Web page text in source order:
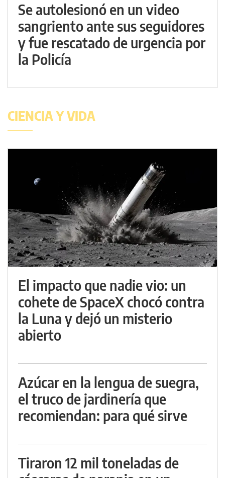
Se autolesionó en un video
sangriento ante sus seguidores
y fue rescatado de urgencia por
la Policía
CIENCIA Y VIDA
El impacto que nadie vio: un
cohete de SpaceX chocó contra
la Luna y dejó un misterio
abierto
Azúcar en la lengua de suegra,
el truco de jardinería que
recomiendan: para qué sirve
Tiraron 12 mil toneladas de